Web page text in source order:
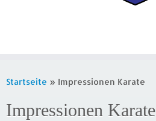
Inhalt
Startseite » Impressionen Karate
Impressionen Karate